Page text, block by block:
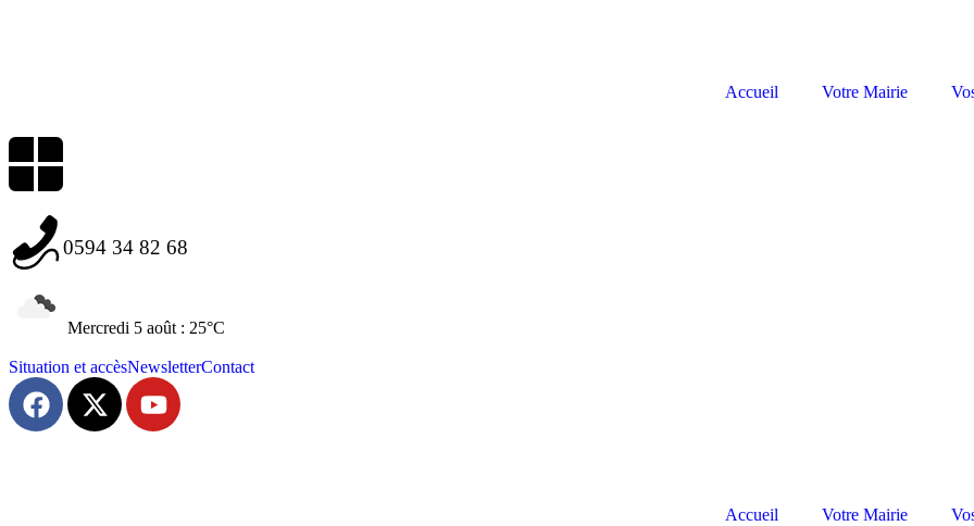
Accueil Votre Mairie
0594 34 82 68
Mercredi 5 août : 25°C
Situation et accèsNewsletterContact
Accueil Votre Mairie